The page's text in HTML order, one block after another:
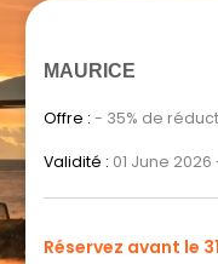
MAURICE
Offre : - 35% de
Validité : 01 June
Réservez avant le